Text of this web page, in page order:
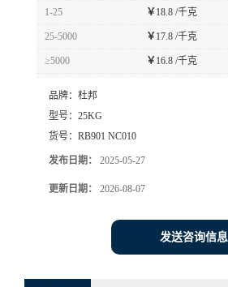
1-25 ￥18.8 /千克
25-5000 ￥17.8 /千克
≥5000 ￥16.8 /千克
品牌： 杜邦
型号： 25KG
货号： RB901 NC010
发布日期： 2025-05-27
更新日期： 2026-08-07
发送咨询信息